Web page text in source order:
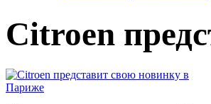
Citroen